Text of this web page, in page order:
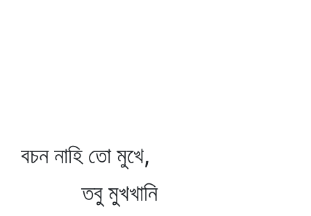
বচন নাহি তো মুখে,
তবু মুখখানি